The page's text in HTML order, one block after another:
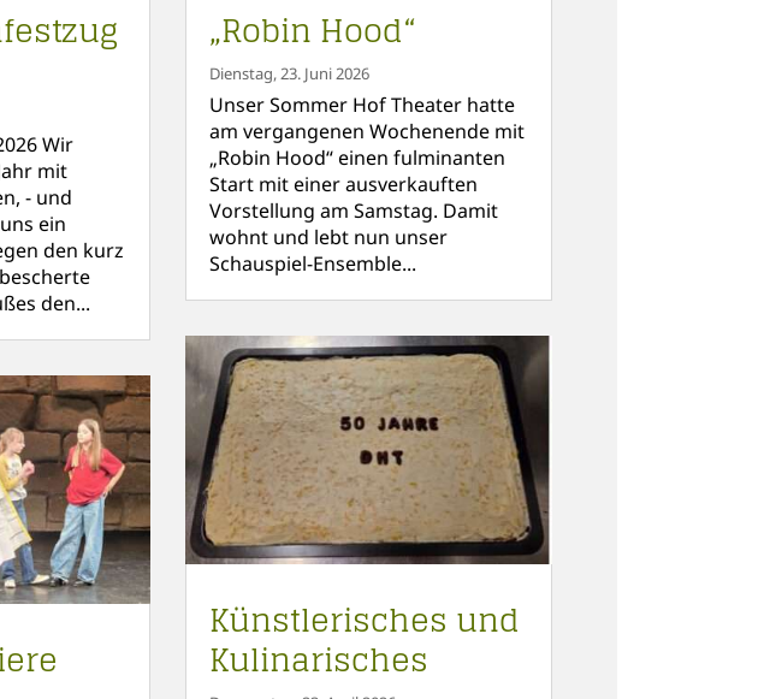
Wir
mit
- und
ein
den kurz
den...
„Robin Hood“
Dienstag, 23. Juni 2026
Unser Sommer Hof Theater hatte
am vergangenen Wochenende mit
„Robin Hood“ einen fulminanten
Start mit einer ausverkauften
Vorstellung am Samstag. Damit
wohnt und lebt nun unser
Schauspiel-Ensemble...
Künstlerisches und
Kulinarisches